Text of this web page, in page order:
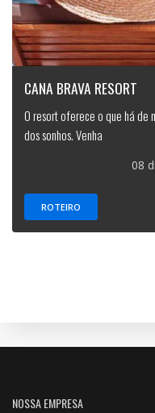
CANA BRAVA RESORT
O resort oferece o que há de
dos sonhos. Venha
08
ROTEIRO
NOSSA EMPRESA